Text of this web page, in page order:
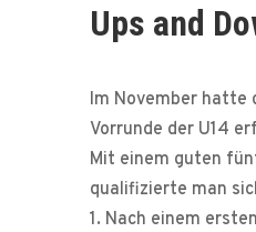
Ups and
Im November hatte
Vorrunde der U14
Mit einem guten
qualifizierte man
1. Nach einem